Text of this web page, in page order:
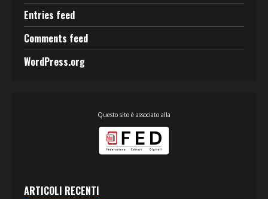
Entries feed
Comments feed
WordPress.org
Questo sito è associato alla
ARTICOLI RECENTI